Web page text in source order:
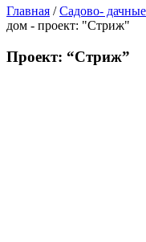
Главная / Садово-
дом - проект: "Стриж"
Проект: “Стриж”